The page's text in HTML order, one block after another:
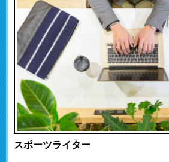
スポーツライター